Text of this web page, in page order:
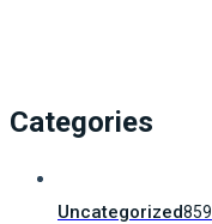
Categories
Uncategorized859